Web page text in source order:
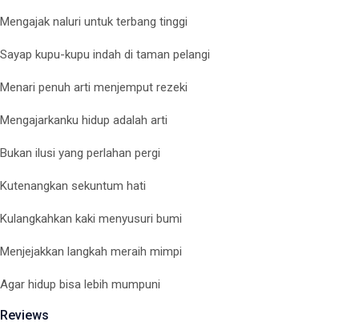
Mengajak naluri untuk terbang tinggi
Sayap kupu-kupu indah di taman pelangi
Menari penuh arti menjemput rezeki
Mengajarkanku hidup adalah arti
Bukan ilusi yang perlahan pergi
Kutenangkan sekuntum hati
Kulangkahkan kaki menyusuri bumi
Menjejakkan langkah meraih mimpi
Agar hidup bisa lebih mumpuni
Reviews